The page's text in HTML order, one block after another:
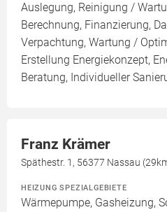
Auslegung, Reinigung /
Berechnung, Finanzierung,
Verpachtung, Wartung /
Erstellung Energiekonzept,
Beratung, Individueller
Franz Krämer
Späthestr. 1, 56377 Nassau
HEIZUNG SPEZIALGEBIETE
Wärmepumpe, Gasheizung,